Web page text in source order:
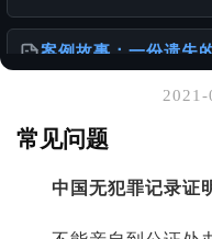
案例故事：一份遗失
@老陈有话说
「出国必备常识」
2021-
常见问题
中国无犯罪记录证